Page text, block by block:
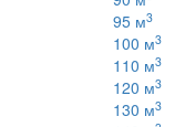
95 м3
100 м3
110 м3
120 м3
130 м3